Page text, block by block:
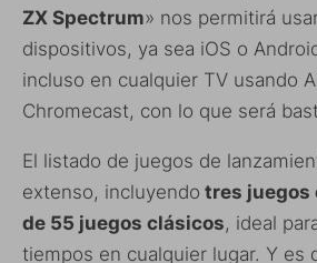
ZX Spectrum» nos permitirá
dispositivos, ya sea iOS o
incluso en cualquier TV usando
Chromecast, con lo que será
El listado de juegos de
extenso, incluyendo tres juegos
de 55 juegos clásicos, ideal
tiempos en cualquier lugar. Y es